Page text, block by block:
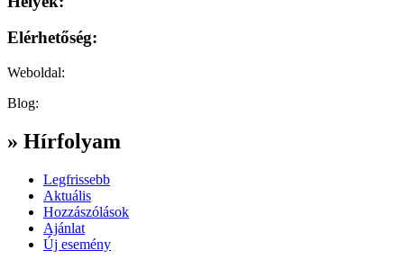
Elérhetőség:
Weboldal:
Blog:
» Hírfolyam
Legfrissebb
Aktuális
Hozzászólások
Ajánlat
Új esemény